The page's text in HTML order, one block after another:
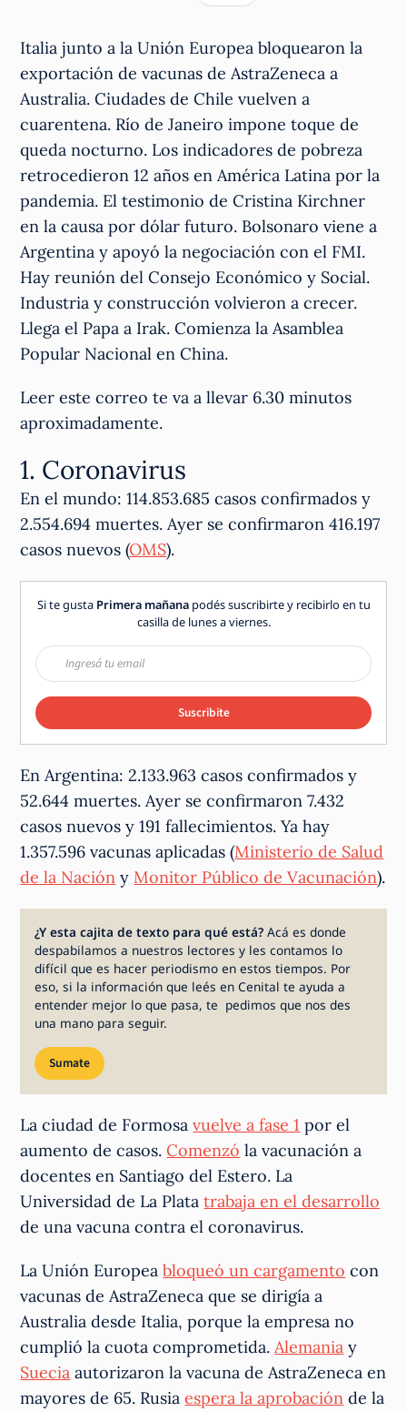
Italia junto a la Unión Europea bloquearon la
exportación de vacunas de AstraZeneca a
Australia. Ciudades de Chile vuelven a
cuarentena. Río de Janeiro impone toque de
queda nocturno. Los indicadores de pobreza
retrocedieron 12 años en América Latina por la
pandemia. El testimonio de Cristina Kirchner
en la causa por dólar futuro. Bolsonaro viene a
Argentina y apoyó la negociación con el FMI.
Hay reunión del Consejo Económico y Social.
Industria y construcción volvieron a crecer.
Llega el Papa a Irak. Comienza la Asamblea
Popular Nacional en China.
Leer este correo te va a llevar 6.30 minutos
aproximadamente.
1. Coronavirus
En el mundo: 114.853.685 casos confirmados y
2.554.694 muertes. Ayer se confirmaron 416.197
casos nuevos (OMS).
Si te gusta Primera mañanapodés suscribirte y recibirlo en tu
casilla de lunes a viernes.
Suscribite
En Argentina: 2.133.963 casos confirmados y
52.644 muertes. Ayer se confirmaron 7.432
casos nuevos y 191 fallecimientos. Ya hay
1.357.596 vacunas aplicadas (Ministerio de Salud
de la Nación yMonitor Público de Vacunación).
¿Y esta cajita de texto para qué está?Acá es donde
despabilamos a nuestros lectores y les contamos lo
difícil que es hacer periodismo en estos tiempos. Por
eso, si la información que leés en Cenital te ayuda a
entender mejor lo que pasa, te pedimos que nos des
una mano para seguir.
Sumate
La ciudad de Formosavuelve a fase 1 por el
aumento de casos.Comenzó la vacunación a
docentes en Santiago del Estero. La
Universidad de La Platatrabaja en el desarrollo
de una vacuna contra el coronavirus.
La Unión Europeabloqueó un cargamento con
vacunas de AstraZeneca que se dirigía a
Australia desde Italia, porque la empresa no
cumplió la cuota comprometida.Alemania y
Suecia autorizaron la vacuna de AstraZeneca en
mayores de 65. Rusiaespera la aprobación de la